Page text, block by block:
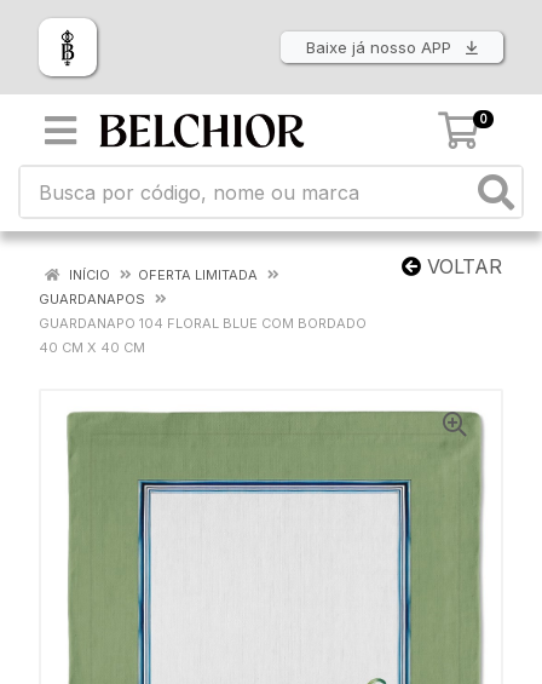
Baixe já nosso APP
0
VOLTAR
INÍCIO
OFERTA LIMITADA
GUARDANAPOS
GUARDANAPO 104 FLORAL BLUE COM BORDADO
40 CM X 40 CM